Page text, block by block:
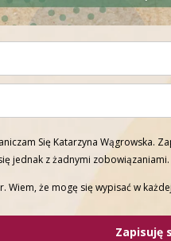
Się Katarzyna Wągrowska.
jednak z żadnymi zobowiązaniami.
Wiem, że mogę się wypisać w
Zapisuję